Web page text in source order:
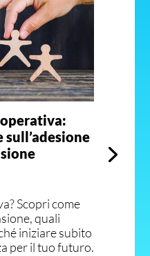
sull’adesione
Scopri come
quali
iniziare subito
per il tuo futuro.